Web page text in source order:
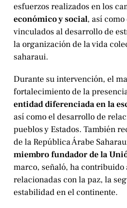
esfuerzos realizados en los
económico y social, así
vinculados al desarrollo de
la organización de la vida
saharaui.
Durante su intervención, el
fortalecimiento de la
entidad diferenciada en la
así como el desarrollo de
pueblos y Estados. También
de la República Árabe
miembro fundador de la
marco, señaló, ha contribuido
relacionadas con la paz, la
estabilidad en el continente.